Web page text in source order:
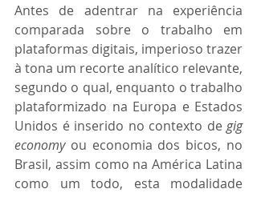
Antes de adentrar na experiência
comparada sobre o trabalho em
plataformas digitais, imperioso trazer
à tona um recorte analítico relevante,
segundo o qual, enquanto o trabalho
plataformizado na Europa e Estados
Unidos é inserido no contexto de gig
economy ou economia dos bicos, no
Brasil, assim como na América Latina
como um todo, esta modalidade